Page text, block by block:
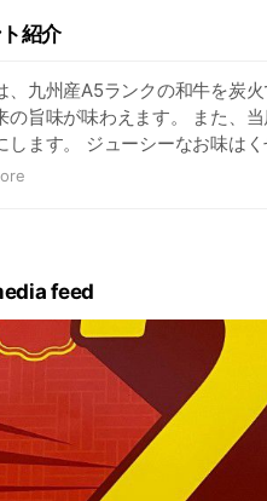
紹介
、九州産A5ランクの和牛を炭
の旨味が味わえます。 また、
します。 ジューシーなお味は
ひ一度、ご来店くださいませ。
feed